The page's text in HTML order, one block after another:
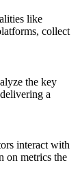
like
collect
the key
a
interact with
on metrics the